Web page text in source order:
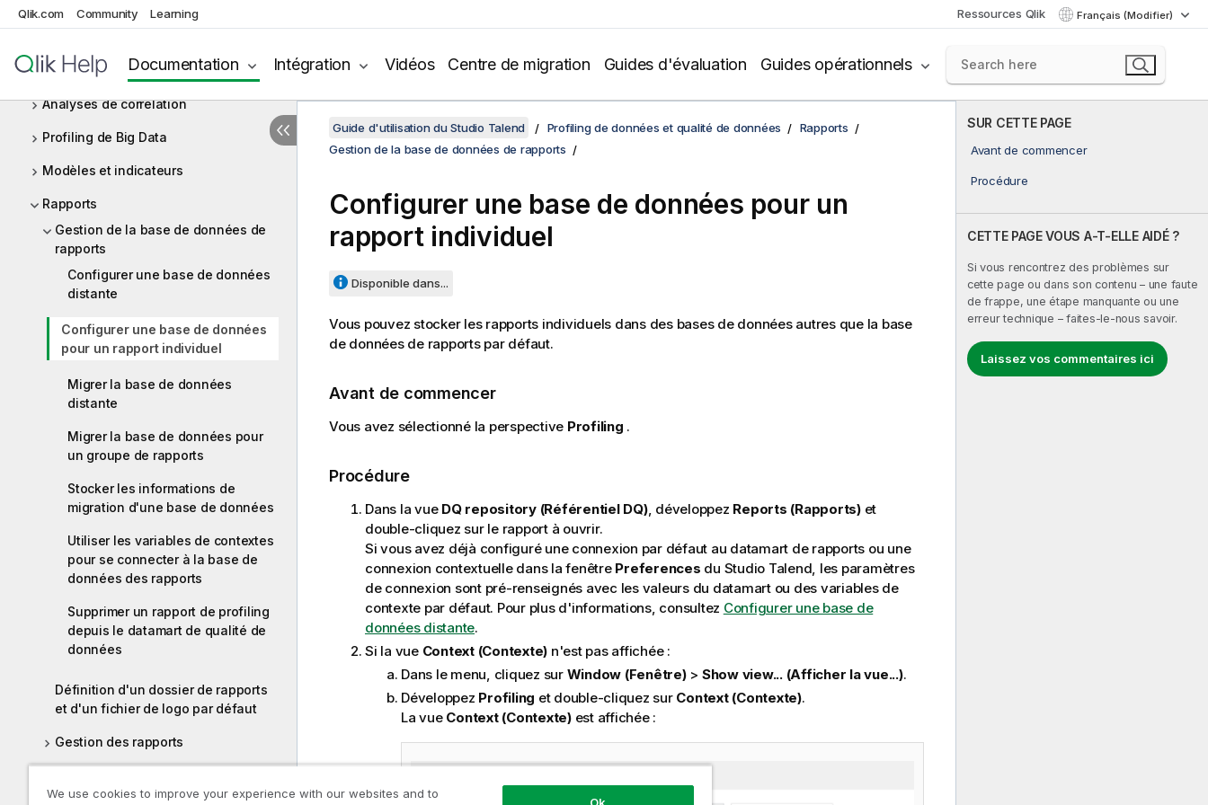
Qlik.com Community Learning Ressources Qlik Français (Modifier)
Documentation Intégration Vidéos Centre de migration Guides d'évaluation Guides opérationnels
Analyses de colonne(s)
Analyses de corrélation
Profiling de Big Data
Modèles et indicateurs
Rapports
Gestion de la base de données de
rapports
Configurer une base de données
distante
Configurer une base de données
pour un rapport individuel
Migrer la base de données
distante
Migrer la base de données pour
un groupe de rapports
Stocker les informations de
migration d'une base de données
Utiliser les variables de contextes
pour se connecter à la base de
données des rapports
Supprimer un rapport de profiling
depuis le datamart de qualité de
données
Définition d'un dossier de rapports
et d'un fichier de logo par défaut
Gestion des rapports
SUR CETTE PAGE
Avant de commencer
Procédure
CETTE PAGE VOUS A-T-ELLE AIDÉ ?
Si vous rencontrez des problèmes sur
cette page ou dans son contenu – une faute
de frappe, une étape manquante ou une
erreur technique – faites-le-nous savoir.
Laissez vos commentaires ici
Guide d'utilisation du Studio Talend Profiling de données et qualité de données
Rapports
Gestion de la base de données de rapports
Configurer une base de données pour un
rapport individuel
Disponible dans...
Vous pouvez stocker les rapports individuels dans des bases de données autres que la base
de données de rapports par défaut.
Avant de commencer
Vous avez sélectionné la perspective Profiling .
Procédure
Dans la vue DQ repository (Référentiel DQ), développez Reports (Rapports)et
double-cliquez sur le rapport à ouvrir.
Si vous avez déjà configuré une connexion par défaut au datamart de rapports ou une
connexion contextuelle dans la fenêtre Preferences du Studio Talend, les paramètres
de connexion sont pré-renseignés avec les valeurs du datamart ou des variables de
contexte par défaut. Pour plus d'informations, consultez Configurer une base de
données distante.
Si la vue Context (Contexte) n'est pas affichée :
Dans le menu, cliquez sur Window (Fenêtre)> Show view... (Afficher la vue...).
Développez Profiling et double-cliquez sur Context (Contexte).
La vue Context (Contexte)est affichée :
We use cookies to improve your experience with our websites and to